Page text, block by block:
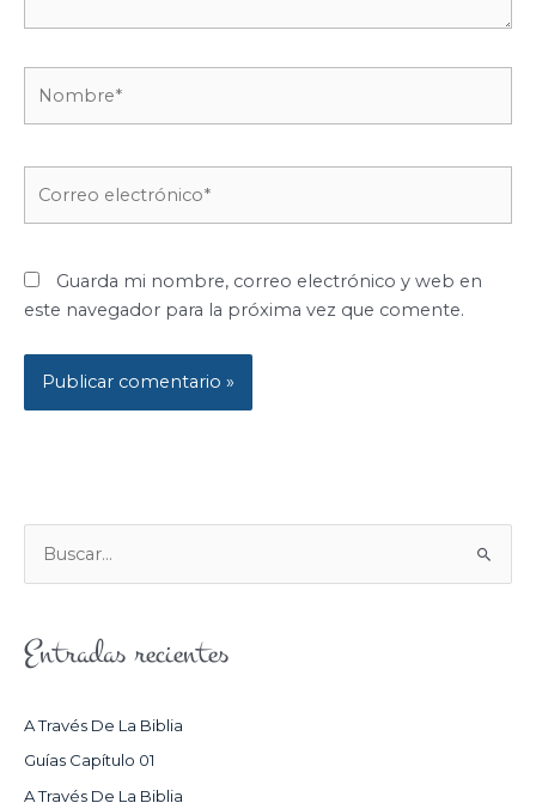
Guarda mi nombre, correo electrónico y web en
este navegador para la próxima vez que comente.
U
C
Entradas recientes
A Través De La Biblia
Guías Capítulo 01
A Través De La Biblia